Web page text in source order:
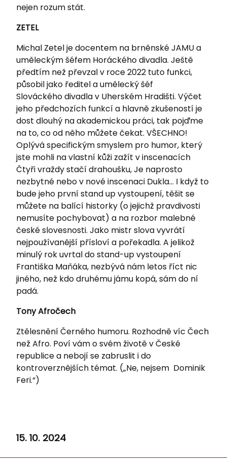
nejen rozum stát.
ZETEL
Michal Zetel je docentem na brněnské JAMU a
uměleckým šéfem Horáckého divadla. Ještě
předtím než převzal v roce 2022 tuto funkci,
působil jako ředitel a umělecký šéf
Slováckého divadla v Uherském Hradišti. Výčet
jeho předchozích funkcí a hlavně zkušeností je
dost dlouhý na akademickou práci, tak pojďme
na to, co od něho můžete čekat. VŠECHNO!
Oplývá specifickým smyslem pro humor, který
jste mohli na vlastní kůži zažít v inscenacích
Čtyři vraždy stačí drahoušku, Je naprosto
nezbytné nebo v nové inscenaci Dukla... I když to
bude jeho první stand up vystoupení, těšit se
můžete na balící historky (o jejichž pravdivosti
nemusíte pochybovat) a na rozbor malebné
české slovesnosti. Jako mistr slova vyvrátí
nejpoužívanější přísloví a pořekadla. A jelikož
minulý rok uvrtal do stand-up vystoupení
Františka Maňáka, nezbývá nám letos říct nic
jiného, než kdo druhému jámu kopá, sám do ní
padá.
Tony Afročech
Ztělesnění Černého humoru. Rozhodně víc Čech
než Afro. Poví vám o svém životě v České
republice a nebojí se zabruslit i do
kontroverznějších témat. („Ne, nejsem Dominik
Feri.“)
15. 10. 2024